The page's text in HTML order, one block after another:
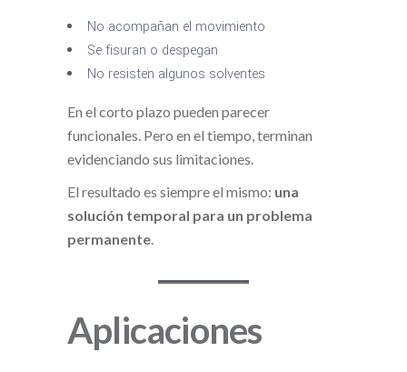
No acompañan el movimiento
Se fisuran o despegan
No resisten algunos solventes
En el corto plazo pueden parecer
funcionales. Pero en el tiempo, terminan
evidenciando sus limitaciones.
El resultado es siempre el mismo: una
solución temporal para un problema
permanente.
Aplicaciones